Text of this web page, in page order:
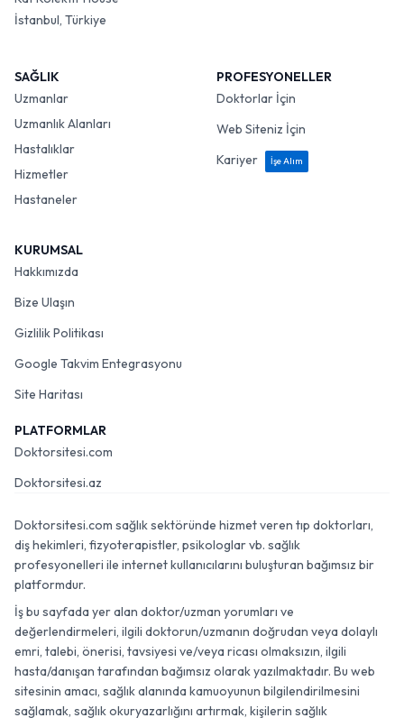
İstanbul, Türkiye
SAĞLIK
Uzmanlar
Uzmanlık Alanları
Hastalıklar
Hizmetler
Hastaneler
PROFESYONELLER
Doktorlar İçin
Web Siteniz İçin
Kariyer
İşe Alım
KURUMSAL
Hakkımızda
Bize Ulaşın
Gizlilik Politikası
Google Takvim Entegrasyonu
Site Haritası
PLATFORMLAR
Doktorsitesi.com
Doktorsitesi.az
Doktorsitesi.com sağlık sektöründe hizmet veren tıp doktorları,
diş hekimleri, fizyoterapistler, psikologlar vb. sağlık
profesyonelleri ile internet kullanıcılarını buluşturan bağımsız bir
platformdur.
İş bu sayfada yer alan doktor/uzman yorumları ve
değerlendirmeleri, ilgili doktorun/uzmanın doğrudan veya dolaylı
emri, talebi, önerisi, tavsiyesi ve/veya ricası olmaksızın, ilgili
hasta/danışan tarafından bağımsız olarak yazılmaktadır. Bu web
sitesinin amacı, sağlık alanında kamuoyunun bilgilendirilmesini
sağlamak, sağlık okuryazarlığını artırmak, kişilerin sağlık